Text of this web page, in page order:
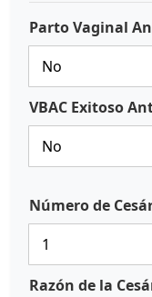
Parto Vaginal
VBAC Exitoso
Número de
Razón de la